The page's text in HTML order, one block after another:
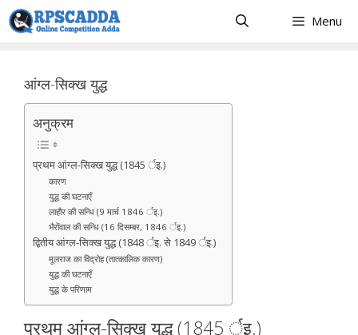
Skip
to
Menu
आंग्ल-सिक्ख युद्ध
अनुक्रम
प्रथम आंग्ल-सिक्ख युद्ध (1845 र्इ.)
कारण
युद्ध की घटनाएँ
लाहौर की सन्धि (9 मार्च 1846 र्इ.)
भैरोंवाल की सन्धि (16 दिसम्बर, 1846 र्इ.)
द्वितीय आंग्ल-सिक्ख युद्ध (1848 र्इ. से 1849 र्इ.)
मूलराज का विद्रोह (तात्कालिक कारण)
युद्ध की घटनाएँ
युद्ध के परिणाम
प्रथम आंग्ल-सिक्ख युद्ध (1845 र्इ.)